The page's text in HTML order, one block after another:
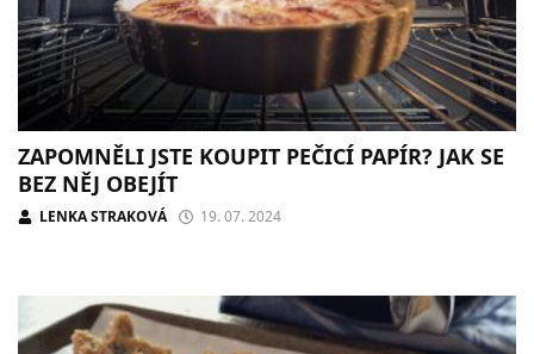
ZAPOMNĚLI JSTE KOUPIT PEČICÍ PAPÍR? JAK SE
BEZ NĚJ OBEJÍT
LENKA STRAKOVÁ 19. 07. 2024